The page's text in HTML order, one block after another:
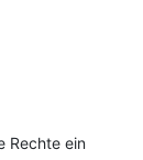
Rechte ein